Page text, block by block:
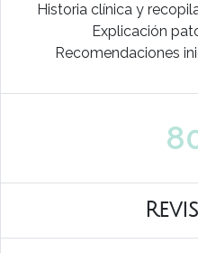
Historia clínica y
Explicación
Recomendaciones